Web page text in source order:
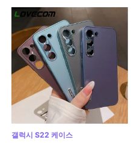
갤럭시 S22 케이스